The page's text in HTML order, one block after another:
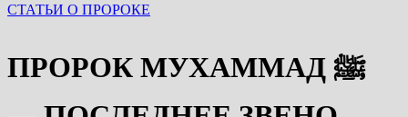
СТАТЬИ О ПРОРОКЕ
ПРОРОК МУХАММАД ﷺ